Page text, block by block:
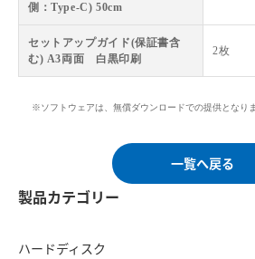
側：Type-C) 50cm
セットアップガイド(保証書含
む) A3両面 白黒印刷
2枚
※ソフトウェアは、無償ダウンロードでの提供となりま
一覧へ戻る
製品カテゴリー
ハードディスク